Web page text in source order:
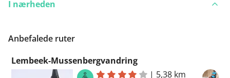
I nærheden
Anbefalede ruter
Lembeek-Mussenbergvandring
| 5,38 km